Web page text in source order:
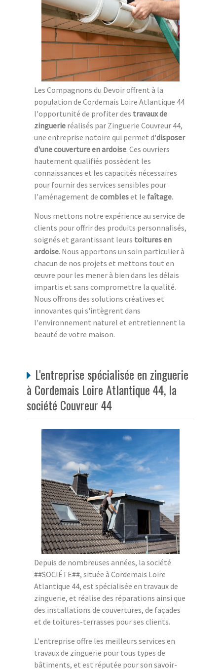
Les Compagnons du Devoir offrent à la
population de Cordemais Loire Atlantique 44
l'opportunité de profiter des travaux de
zinguerie réalisés par Zinguerie Couvreur 44,
une entreprise notoire qui permet d'disposer
d'une couverture en ardoise. Ces ouvriers
hautement qualifiés possèdent les
connaissances et les capacités nécessaires
pour fournir des services sensibles pour
l'aménagement de combleset le faîtage.
Nous mettons notre expérience au service de
clients pour offrir des produits personnalisés,
soignés et garantissant leurs toitures en
ardoise. Nous apportons un soin particulier à
chacun de nos projets et mettons tout en
œuvre pour les mener à bien dans les délais
impartis et sans compromettre la qualité.
Nous offrons des solutions créatives et
innovantes qui s'intègrent dans
l'environnement naturel et entretiennent la
beauté de votre maison.
L'entreprise spécialisée en zinguerie
à Cordemais Loire Atlantique 44, la
société Couvreur 44
Depuis de nombreuses années, la société
##SOCIÉTE##, située à Cordemais Loire
Atlantique 44, est spécialisée en travaux de
zinguerie, et réalise des réparations ainsi que
des installations de couvertures, de façades
et de toitures-terrasses pour ses clients.
L'entreprise offre les meilleurs services en
travaux de zinguerie pour tous types de
bâtiments, et est réputée pour son savoir-